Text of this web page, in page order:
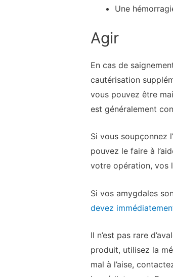
Une
Agir
En cas de
cautérisation
vous pouvez être
est généralement
Si vous soupçonnez
pouvez le faire à
votre opération, vos
Si vos amygdales
devez
Il n’est pas rare
produit, utilisez la
mal à l’aise,